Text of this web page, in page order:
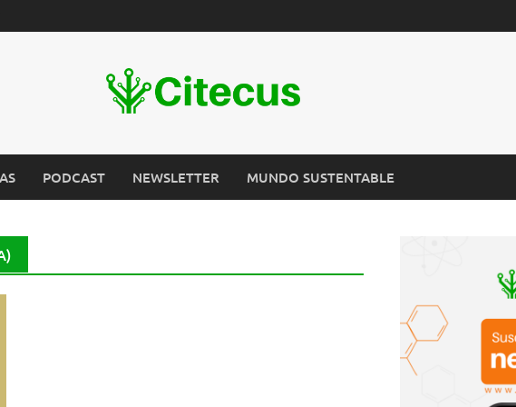
PODCAST NEWSLETTER MUNDO SUSTENTABLE